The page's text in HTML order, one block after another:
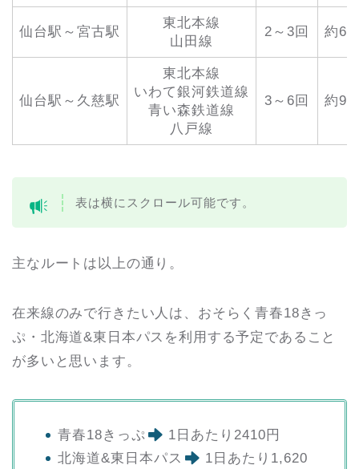
仙台駅～宮古駅
東北本線
山田線
2～3回 約6
仙台駅～久慈駅
東北本線
いわて銀河鉄道線
青い森鉄道線
八戸線
3～6回 約9
表は横にスクロール可能です。
主なルートは以上の通り。
在来線のみで行きたい人は、おそらく青春18きっ
ぷ・北海道&東日本パスを利用する予定であること
が多いと思います。
青春18きっぷ
1日あたり2410円
北海道&東日本パス
1日あたり1,620